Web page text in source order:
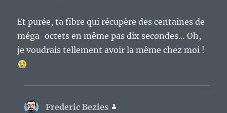
Et purée, ta fibre qui récupère des centaines de
méga-octets en même pas dix secondes… Oh,
je voudrais tellement avoir la même chez moi !
Frederic Bezies